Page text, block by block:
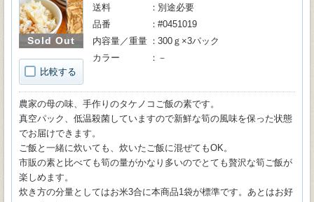
Sold Out
比較する
送料
別途必要
品番
#0451019
内容量／重量
300ｇ×3パック
カラー
－
農家の母の味、手作りのタケノコご飯の素です。
真空パック、低温殺菌していますので新鮮な筍の風味を保った状態
でお届けできます。
ご飯と一緒に炊いても、炊いたご飯に混ぜてもOK。
市販の素と比べても筍の量がかなり多いのでとても贅沢な筍ご飯が
楽しめます。
炊き方の分量としてはお米3合に本商品1袋が標準です。あとはお好